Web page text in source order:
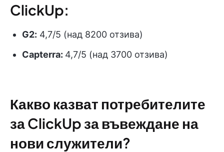
ClickUp:
G2: 4,7/5 (над 8200 отзива)
Capterra: 4,7/5 (над 3700 отзива)
Какво казват потребителите
за ClickUp за въвеждане на
нови служители?